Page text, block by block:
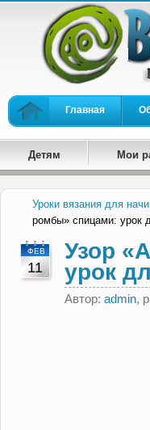
Главная
Детям Мои
Уроки вязания для
ромбы» спицами: урок
ФЕВ
11
Узор
урок
Автор: admin,